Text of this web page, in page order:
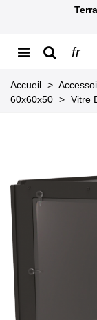
fr
Accueil >
60x60x50 > Vitre